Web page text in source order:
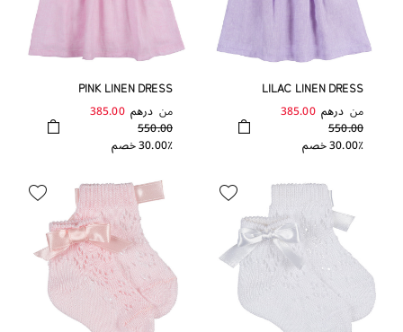
LILAC LINEN DRESS
من درهم 385.00
550.00
30.00٪ خصم
PINK LINEN DRESS
من درهم 385.00
550.00
30.00٪ خصم